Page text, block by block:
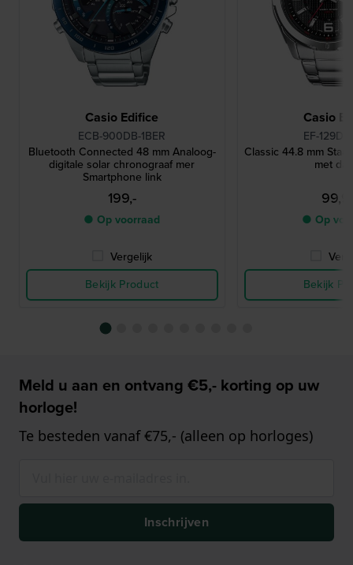
Casio Edifice
ECB-900DB-1BER
Bluetooth Connected 48 mm Analoog-
digitale solar chronograaf mer
Smartphone link
199,-
● Op voorraad
Vergelijk
Bekijk Product
Casio
EF-129D-
Classic 44.8 mm
met
● Op
Bekijk
Meld u aan en ontvang €5,- korting op uw
horloge!
Te besteden vanaf €75,- (alleen op horloges)
Inschrijven